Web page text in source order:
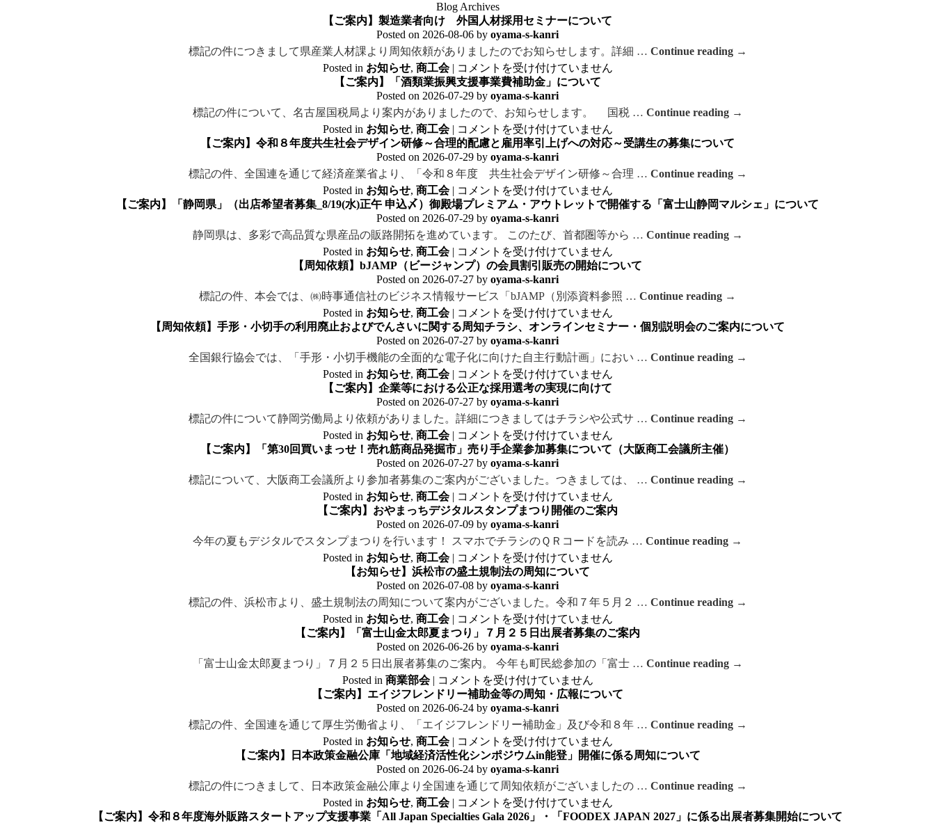
Blog Archives
【ご案内】製造業者向け 外国人材採用セミナーについて
Posted on 2026-08-06 by oyama-s-kanri
標記の件につきまして県産業人材課より周知依頼がありましたのでお知らせします。詳細 … Continue reading →
Posted in お知らせ, 商工会 | コメントを受け付けていません
【ご案内】「酒類業振興支援事業費補助金」について
Posted on 2026-07-29 by oyama-s-kanri
標記の件について、名古屋国税局より案内がありましたので、お知らせします。 国税 … Continue reading →
Posted in お知らせ, 商工会 | コメントを受け付けていません
【ご案内】令和８年度共生社会デザイン研修～合理的配慮と雇用率引上げへの対応～受講生の募集について
Posted on 2026-07-29 by oyama-s-kanri
標記の件、全国連を通じて経済産業省より、「令和８年度 共生社会デザイン研修～合理 … Continue reading →
Posted in お知らせ, 商工会 | コメントを受け付けていません
【ご案内】「静岡県」（出店希望者募集_8/19(水)正午 申込〆）御殿場プレミアム・アウトレットで開催する「富士山静岡マルシェ」について
Posted on 2026-07-29 by oyama-s-kanri
静岡県は、多彩で高品質な県産品の販路開拓を進めています。 このたび、首都圏等から … Continue reading →
Posted in お知らせ, 商工会 | コメントを受け付けていません
【周知依頼】bJAMP（ビージャンプ）の会員割引販売の開始について
Posted on 2026-07-27 by oyama-s-kanri
標記の件、本会では、㈱時事通信社のビジネス情報サービス「bJAMP（別添資料参照 … Continue reading →
Posted in お知らせ, 商工会 | コメントを受け付けていません
【周知依頼】手形・小切手の利用廃止およびでんさいに関する周知チラシ、オンラインセミナー・個別説明会のご案内について
Posted on 2026-07-27 by oyama-s-kanri
全国銀行協会では、「手形・小切手機能の全面的な電子化に向けた自主行動計画」におい … Continue reading →
Posted in お知らせ, 商工会 | コメントを受け付けていません
【ご案内】企業等における公正な採用選考の実現に向けて
Posted on 2026-07-27 by oyama-s-kanri
標記の件について静岡労働局より依頼がありました。詳細につきましてはチラシや公式サ … Continue reading →
Posted in お知らせ, 商工会 | コメントを受け付けていません
【ご案内】「第30回買いまっせ！売れ筋商品発掘市」売り手企業参加募集について（大阪商工会議所主催）
Posted on 2026-07-27 by oyama-s-kanri
標記について、大阪商工会議所より参加者募集のご案内がございました。つきましては、 … Continue reading →
Posted in お知らせ, 商工会 | コメントを受け付けていません
【ご案内】おやまっちデジタルスタンプまつり開催のご案内
Posted on 2026-07-09 by oyama-s-kanri
今年の夏もデジタルでスタンプまつりを行います！ スマホでチラシのＱＲコードを読み … Continue reading →
Posted in お知らせ, 商工会 | コメントを受け付けていません
【お知らせ】浜松市の盛土規制法の周知について
Posted on 2026-07-08 by oyama-s-kanri
標記の件、浜松市より、盛土規制法の周知について案内がございました。令和７年５月２ … Continue reading →
Posted in お知らせ, 商工会 | コメントを受け付けていません
【ご案内】「富士山金太郎夏まつり」７月２５日出展者募集のご案内
Posted on 2026-06-26 by oyama-s-kanri
「富士山金太郎夏まつり」７月２５日出展者募集のご案内。 今年も町民総参加の「富士 … Continue reading →
Posted in 商業部会 | コメントを受け付けていません
【ご案内】エイジフレンドリー補助金等の周知・広報について
Posted on 2026-06-24 by oyama-s-kanri
標記の件、全国連を通じて厚生労働省より、「エイジフレンドリー補助金」及び令和８年 … Continue reading →
Posted in お知らせ, 商工会 | コメントを受け付けていません
【ご案内】日本政策金融公庫「地域経済活性化シンポジウムin能登」開催に係る周知について
Posted on 2026-06-24 by oyama-s-kanri
標記の件につきまして、日本政策金融公庫より全国連を通じて周知依頼がございましたの … Continue reading →
Posted in お知らせ, 商工会 | コメントを受け付けていません
【ご案内】令和８年度海外販路スタートアップ支援事業「All Japan Specialties Gala 2026」・「FOODEX JAPAN 2027」に係る出展者募集開始について